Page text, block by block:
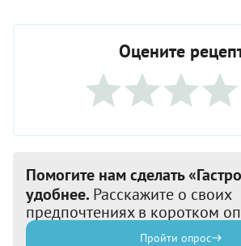
Оцените
Помогите нам сделать
удобнее. Расскажите о своих
предпочтениях в коротком
Пройти опрос